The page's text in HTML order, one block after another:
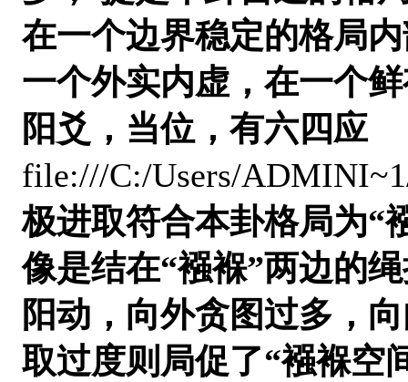
在一个边界稳定的格局
一个外实内虚，在一个
阳爻，当位，有六四应
file:///C:/Users/
极进取符合本卦格局为“
像是结在“襁褓”两边的
阳动，向外贪图过多，
取过度则局促了“襁褓空